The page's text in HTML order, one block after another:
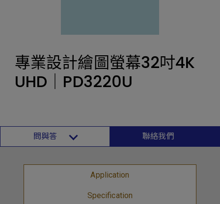
專業設計繪圖螢幕32吋4K
UHD｜PD3220U
問與答 聯絡我們
Application
Specification